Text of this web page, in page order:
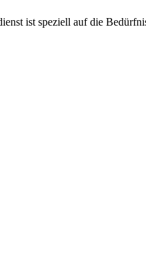
ist speziell auf die